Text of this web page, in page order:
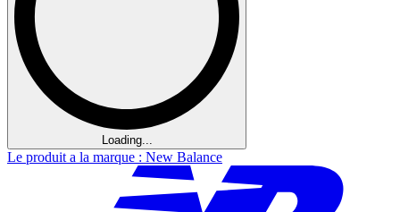
Loading...
Le produit a la marque : New Balance